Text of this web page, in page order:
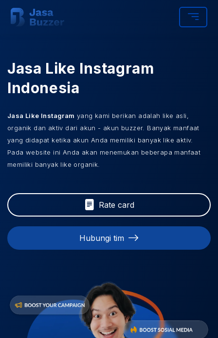
Jasa Like Instagram
Indonesia
Jasa Like Instagram yang kami berikan adalah like asli,
organik dan aktiv dari akun - akun buzzer. Banyak manfaat
yang didapat ketika akun Anda memiliki banyak like aktiv.
Pada website ini Anda akan menemukan beberapa manfaat
memiliki banyak like organik.
Rate card
Hubungi tim